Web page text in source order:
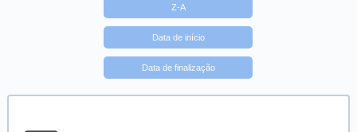
Z-A
Data de início
Data de finalização